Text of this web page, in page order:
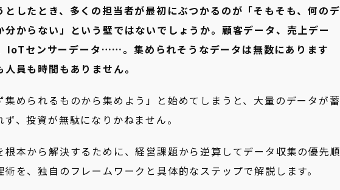
としたとき、多くの担当者が最初にぶつかるのが「そもそも、何のデ
からない」という壁ではないでしょうか。顧客データ、売上デー
IoTセンサーデータ……。集められそうなデータは無数にあります
員も時間もありません。
集められるものから集めよう」と始めてしまうと、大量のデータが蓄
、投資が無駄になりかねません。
本から解決するために、経営課題から逆算してデータ収集の優先順
を、独自のフレームワークと具体的なステップで解説します。